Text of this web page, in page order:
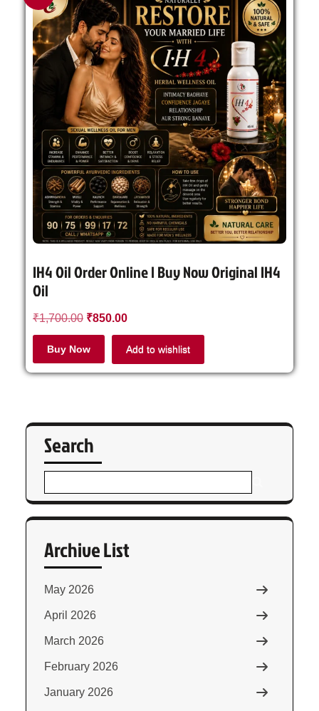
IH4 Oil Order Online | Buy Now Original IH4
Oil
₹1,700.00 ₹850.00
Buy Now Add to wishlist
Search
Archive List
May 2026
April 2026
March 2026
February 2026
January 2026